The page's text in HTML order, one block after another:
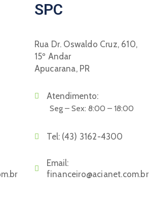
SPC
Rua Dr. Oswaldo Cruz, 610,
15º Andar
Apucarana, PR
Atendimento:
Seg – Sex: 8:00 – 18:00
Tel: (43) 3162-4300
Email:
financeiro@acianet.com.br